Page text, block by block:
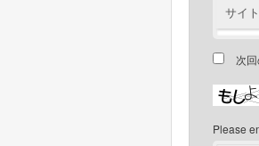
サイト
次
Please